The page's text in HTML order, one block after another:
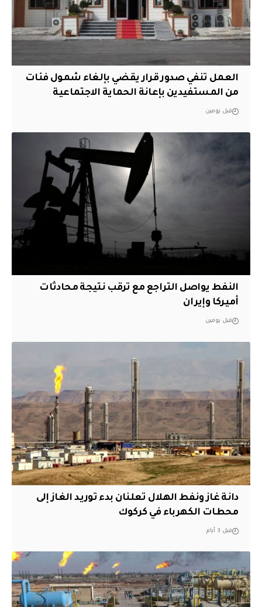
العمل تنفي صدور قرار يقضي بإلغاء شمول فئات
من المستفيدين بإعانة الحماية الاجتماعية
قبل يومين
النفط يواصل التراجع مع ترقب نتيجة محادثات
أميركا وإيران
قبل يومين
دانة غاز ونفط الهلال تعلنان بدء توريد الغاز إلى
محطات الكهرباء في كركوك
قبل 3 أيام